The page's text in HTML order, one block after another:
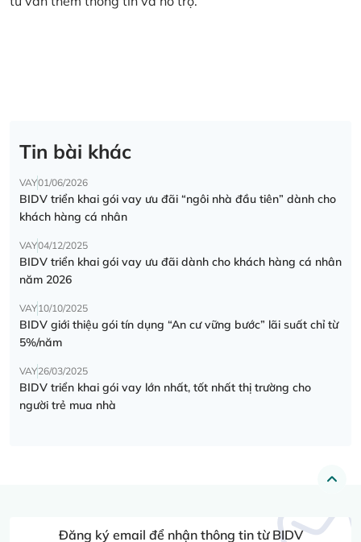
Tin bài khác
VAY01/06/2026
BIDV triển khai gói vay ưu đãi “ngôi nhà đầu tiên” dành cho
khách hàng cá nhân
VAY04/12/2025
BIDV triển khai gói vay ưu đãi dành cho khách hàng cá nhân
năm 2026
VAY10/10/2025
BIDV giới thiệu gói tín dụng “An cư vững bước” lãi suất chỉ từ
5%/năm
VAY26/03/2025
BIDV triển khai gói vay lớn nhất, tốt nhất thị trường cho
người trẻ mua nhà
Đăng ký email để nhận thông tin từ BIDV